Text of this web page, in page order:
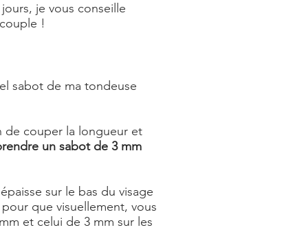
je vous conseille
!
sabot de ma tondeuse
de couper la longueur et
un sabot de 3 mm
sur le bas du visage
que visuellement, vous
et celui de 3 mm sur les